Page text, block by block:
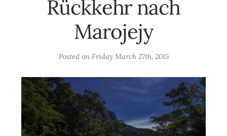
Rückkehr nach
Marojejy
Posted on Friday March 27th, 2015